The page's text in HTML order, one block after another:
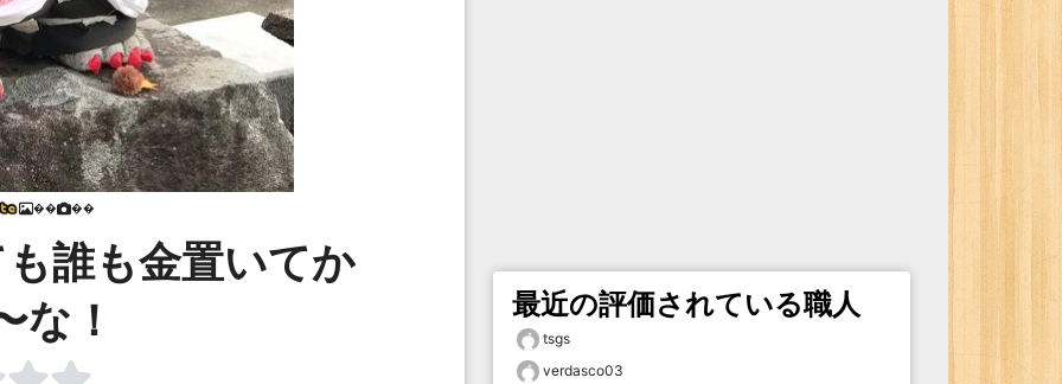
�� ��
誰も金置いてか
な！
最近の評価されている職人
tsgs
verdasco03